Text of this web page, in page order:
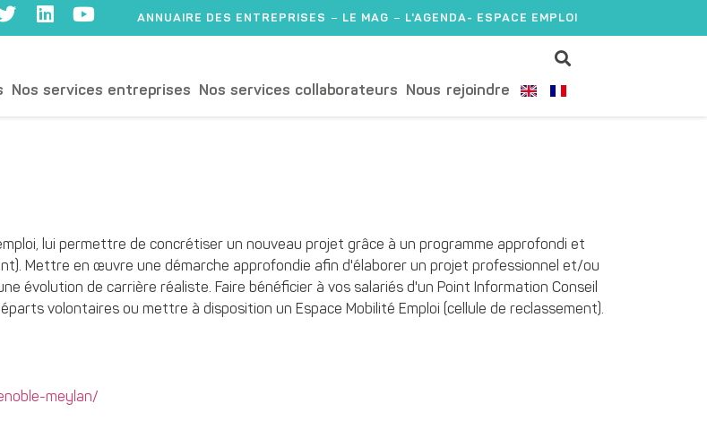
ANNUAIRE DES ENTREPRISES LE MAG L'AGENDA- ESPACE EMPLOI
Nos services entreprises Nos services collaborateurs Nous rejoindre
lui permettre de concrétiser un nouveau projet grâce à un programme approfondi et
Mettre en œuvre une démarche approfondie afin d'élaborer un projet professionnel et/ou
évolution de carrière réaliste. Faire bénéficier à vos salariés d'un Point Information Conseil
volontaires ou mettre à disposition un Espace Mobilité Emploi (cellule de reclassement).
meylan/